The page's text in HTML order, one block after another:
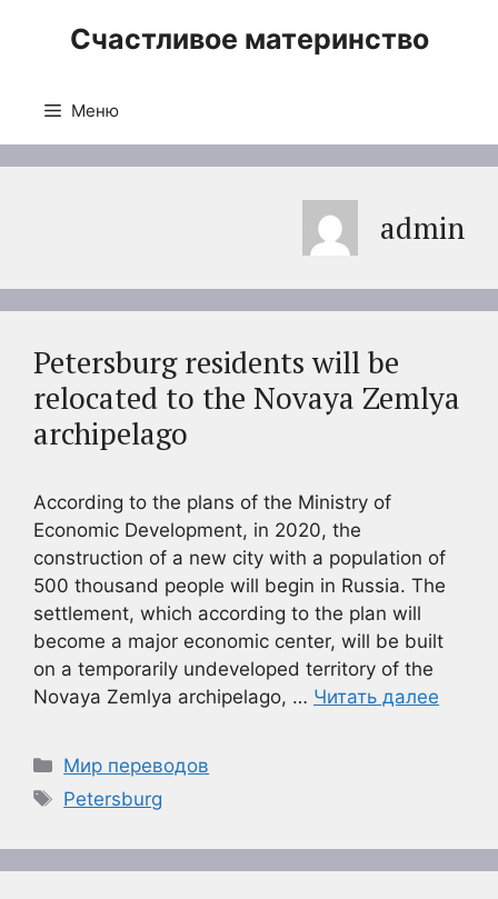
Счастливое материнство
Меню
admin
Petersburg residents will be
relocated to the Novaya Zemlya
archipelago
According to the plans of the Ministry of
Economic Development, in 2020, the
construction of a new city with a population of
500 thousand people will begin in Russia. The
settlement, which according to the plan will
become a major economic center, will be built
on a temporarily undeveloped territory of the
Novaya Zemlya archipelago, … Читать далее
Рубрики
Мир переводов
Метки
Petersburg